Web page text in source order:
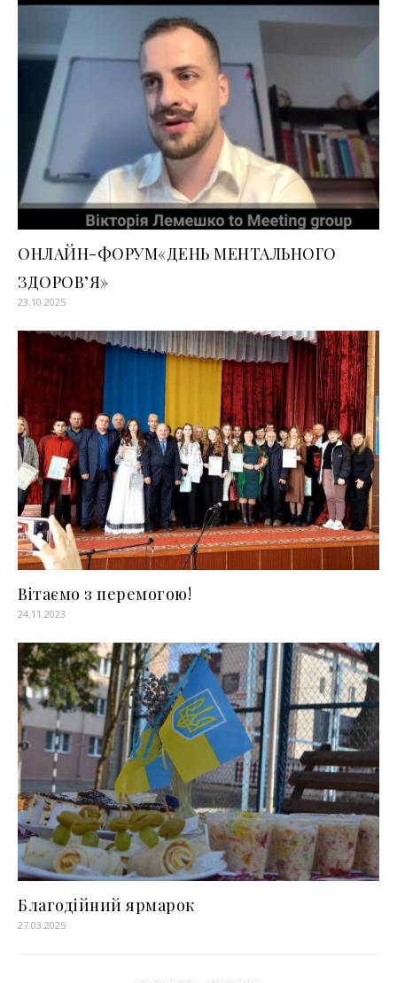
ОНЛАЙН-ФОРУМ«ДЕНЬ МЕНТАЛЬНОГО
ЗДОРОВ’Я»
23.10.2025
Вітаємо з перемогою!
24.11.2023
Благодійний ярмарок
27.03.2025